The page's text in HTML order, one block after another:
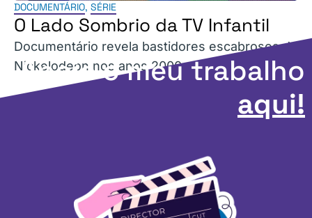
DOCUMENTÁRIO, SÉRIE
O Lado Sombrio da TV Infantil
Documentário revela bastidores escabrosos da
Nickelodeon nos anos 2000.
Apoie o meu trabalho
aqui!